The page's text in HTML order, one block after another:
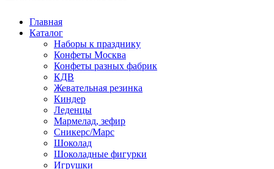
Главная
Каталог
Наборы к празднику
Конфеты Москва
Конфеты разных фабрик
КДВ
Жевательная резинка
Киндер
Леденцы
Мармелад, зефир
Сникерс/Марс
Шоколад
Шоколадные фигурки
Игрушки